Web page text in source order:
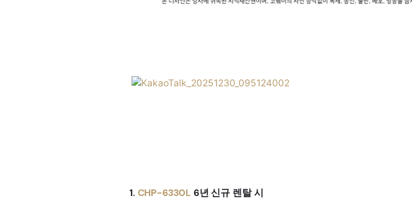
1. CHP-6330L 6년 신규 렌탈 시